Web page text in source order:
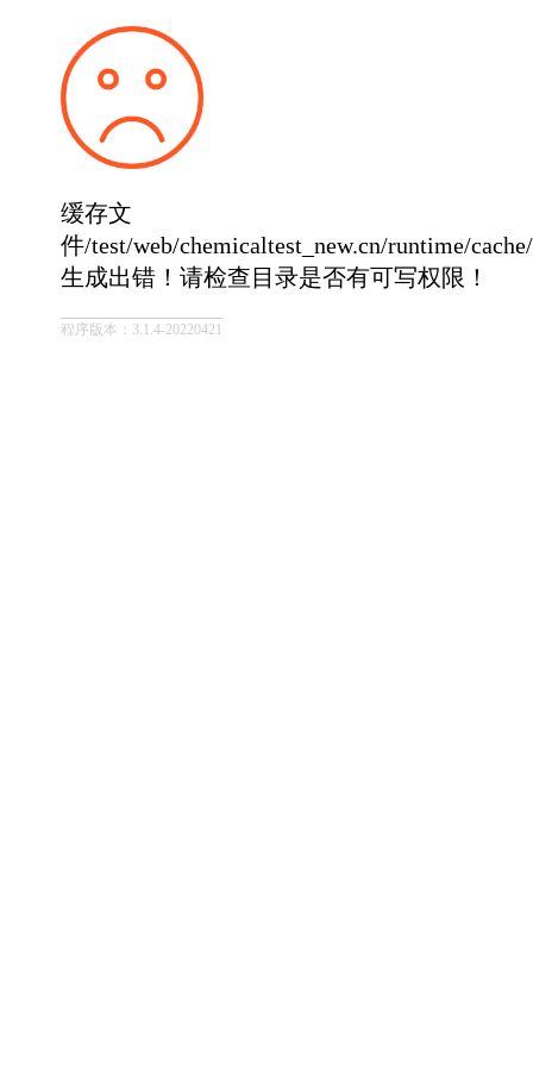
缓存文
件/test/web/chemicaltest_new.cn/runtime/
生成出错！请检查目录是否有可写权限！
程序版本：3.1.4-20220421